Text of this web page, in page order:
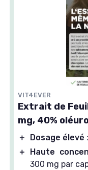
VIT4EVER
Extrait de
mg, 40%
＋ Dosage élevé
＋
Haute
300 mg par